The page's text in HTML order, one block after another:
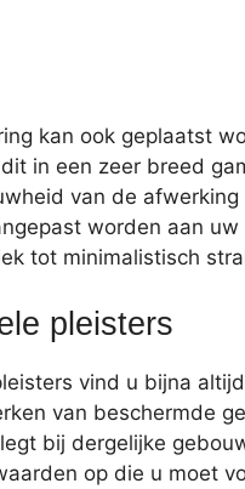
kan ook geplaatst
in een zeer breed
van de afwerking
worden aan uw
tot minimalistisch
pleisters
vind u bijna
van beschermde
bij dergelijke
op die u moet